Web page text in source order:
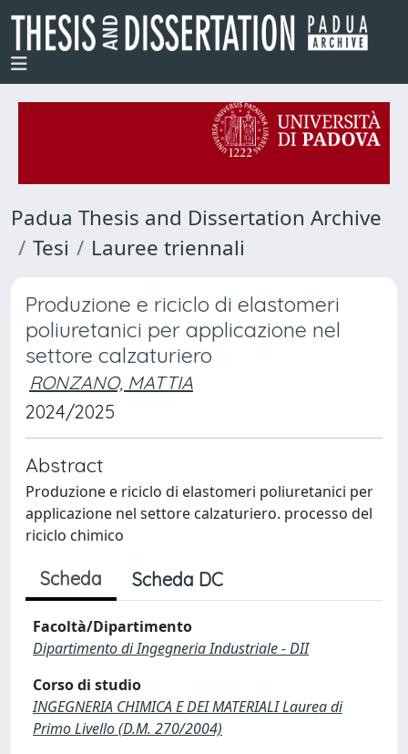
Padua Thesis and Dissertation Archive
Tesi
Lauree triennali
Produzione e riciclo di elastomeri
poliuretanici per applicazione nel
settore calzaturiero
RONZANO, MATTIA
2024/2025
Abstract
Produzione e riciclo di elastomeri poliuretanici per
applicazione nel settore calzaturiero. processo del
riciclo chimico
Scheda Scheda DC
Facoltà/Dipartimento
Dipartimento di Ingegneria Industriale - DII
Corso di studio
INGEGNERIA CHIMICA E DEI MATERIALI Laurea di
Primo Livello (D.M. 270/2004)